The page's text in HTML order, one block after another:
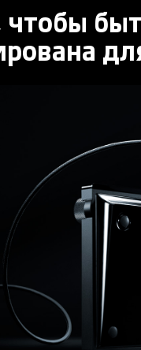
чтобы